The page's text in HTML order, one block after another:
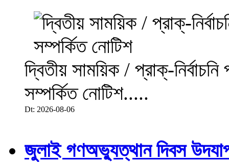
দ্বিতীয় সাময়িক / প্রাক্-
সম্পর্কিত নোটিশ.....
Dt: 2026-08-06
জুলাই গণঅভ্যুত্থান দিবস